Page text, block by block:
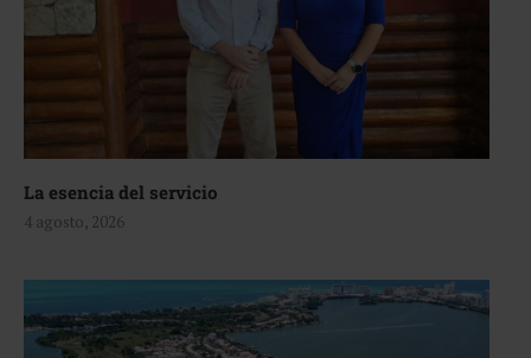
La esencia del servicio
4 agosto, 2026